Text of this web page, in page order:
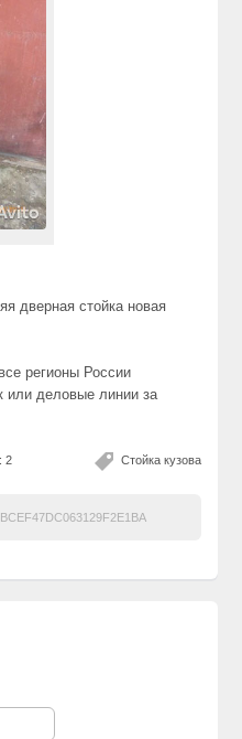
дверная стойка новая
регионы России
или деловые линии за
Стойка кузова
2